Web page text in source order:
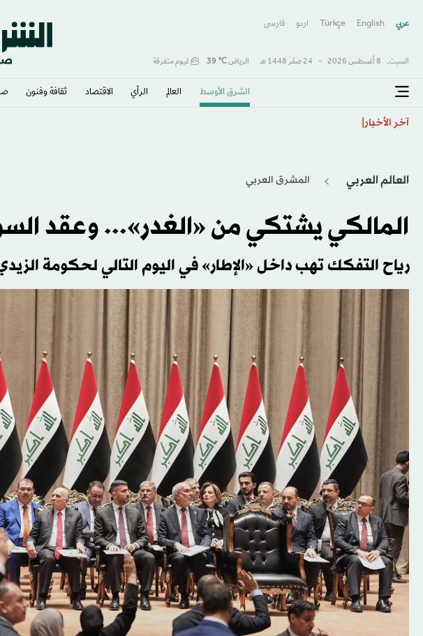
عربي English
Türkçe اردو فارسى
السبت, 8 أغسطس 2026 - 24 صفَر 1448 هـ الرياض℃
39 غيوم متفرقة
الشرق الأوسط​ العالم الرأي الاقتصاد ثقافة وفنون
آخر الأخبار
العالم العربي المشرق العربي
المالكي يشتكي من «الغدر»... وعقد
رياح التفكك تهب داخل «الإطار» في اليوم التالي لحكومة